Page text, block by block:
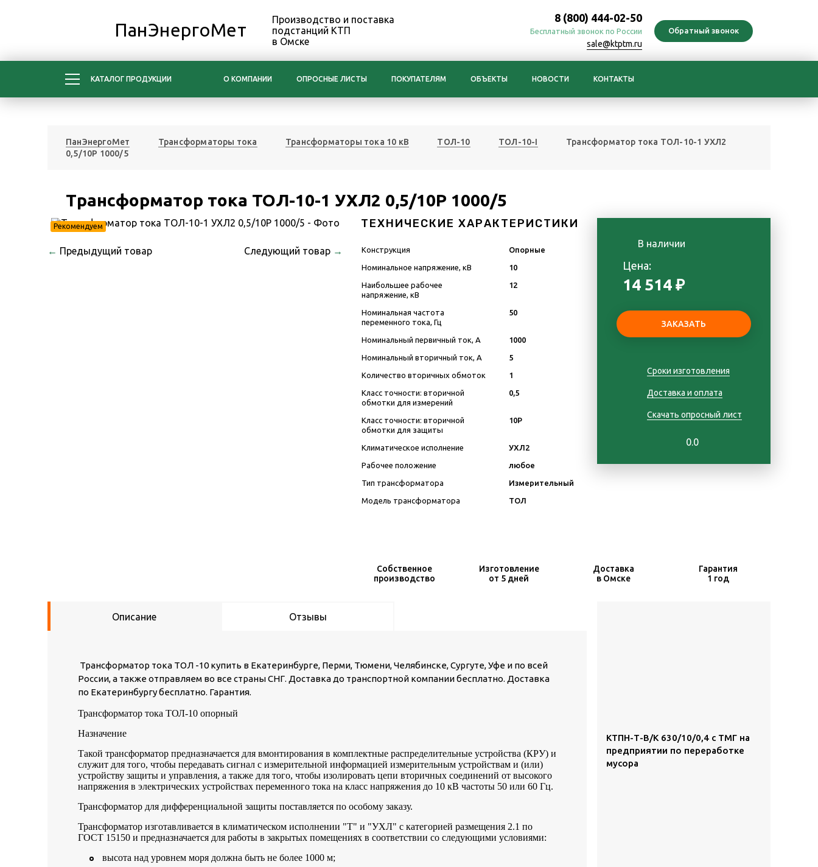
ПанЭнергоМет
Производство и поставка
подстанций КТП
в Омске
8 (800) 444-02-50
Бесплатный звонок по России
sale@ktptm.ru
КАТАЛОГ ПРОДУКЦИИ О КОМПАНИИ ОПРОСНЫЕ ЛИСТЫ ПОКУПАТЕЛЯМ ОБЪЕКТЫ НОВОСТИ КОНТАКТЫ
ПанЭнергоМет Трансформаторы тока Трансформаторы тока 10 кВ ТОЛ-10 ТОЛ-10-I
Трансформатор тока ТОЛ-10-1 УХЛ2
0,5/10Р 1000/5
Трансформатор тока ТОЛ-10-1 УХЛ2 0,5/10Р 1000/5
Рекомендуем
← Предыдущий товар Следующий товар →
ТЕХНИЧЕСКИЕ ХАРАКТЕРИСТИКИ
Конструкция Опорные
Номинальное напряжение, кВ 10
Наибольшее рабочее
напряжение, кВ
12
Номинальная частота
переменного тока, Гц
50
Номинальный первичный ток, А 1000
Номинальный вторичный ток, А 5
Количество вторичных обмоток 1
Класс точности: вторичной
обмотки для измерений
0,5
Класс точности: вторичной
обмотки для защиты
10P
Климатическое исполнение УХЛ2
Рабочее положение любое
Тип трансформатора Измерительный
Модель трансформатора ТОЛ
В наличии
Цена:
14 514 ₽
Сроки изготовления
Доставка и оплата
Скачать опросный лист
0.0
Собственное
производство
Изготовление
от 5 дней
Доставка
в Омске
Гарантия
1 год
Описание Отзывы
Трансформатор тока ТОЛ -10 купить в Екатеринбурге, Перми, Тюмени, Челябинске, Сургуте, Уфе и по всей
России, а также отправляем во все страны СНГ. Доставка до транспортной компании бесплатно. Доставка
по Екатеринбургу бесплатно. Гарантия.
Трансформатор тока ТОЛ-10 опорный
Назначение
Такой трансформатор предназначается для вмонтирования в комплектные распределительные устройства (КРУ) и
служит для того, чтобы передавать сигнал с измерительной информацией измерительным устройствам и (или)
устройству защиты и управления, а также для того, чтобы изолировать цепи вторичных соединений от высокого
напряжения в электрических устройствах переменного тока на класс напряжения до 10 кВ частоты 50 или 60 Гц.
Трансформатор для дифференциальной защиты поставляется по особому заказу.
Трансформатор изготавливается в климатическом исполнении "Т" и "УХЛ" с категорией размещения 2.1 по
ГОСТ 15150 и предназначается для работы в закрытых помещениях в соответствии со следующими условиями:
высота над уровнем моря должна быть не более 1000 м;
КТПН-Т-В/К 630/10/0,4 с ТМГ на
предприятии по переработке
мусора